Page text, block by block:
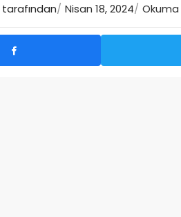
tarafından Nisan 18, 2024 Okuma